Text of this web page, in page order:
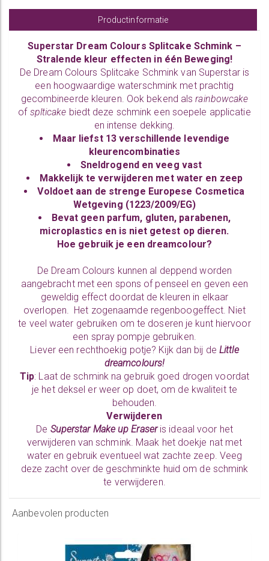
Productinformatie
Superstar Dream Colours Splitcake Schmink –
Stralende kleur effecten in één Beweging!
De Dream Colours Splitcake Schmink van Superstar is
een hoogwaardige waterschmink met prachtig
gecombineerde kleuren. Ook bekend alsrainbowcake
of splticake biedt deze schmink een soepele applicatie
en intense dekking.
Maar liefst 13 verschillende levendige
kleurencombinaties
Sneldrogend en veeg vast
Makkelijk te verwijderen met water en zeep
Voldoet aan de strenge Europese Cosmetica
Wetgeving (1223/2009/EG)
Bevat geen parfum, gluten, parabenen,
microplastics en is niet getest op dieren.
Hoe gebruik je een dreamcolour?
De Dream Colours kunnen al deppend worden
aangebracht met een spons of penseel en geven een
geweldig effect doordat de kleuren in elkaar
overlopen. Het zogenaamde regenboogeffect. Niet
te veel water gebruiken om te doseren je kunt hiervoor
een spray pompje gebruiken.
Liever een rechthoekig potje? Kijk dan bij de Little
dreamcolours!
Tip: Laat de schmink na gebruik goed drogen voordat
je het deksel er weer op doet, om de kwaliteit te
behouden.
Verwijderen
De Superstar Make up Eraseris ideaal voor het
verwijderen van schmink. Maak het doekje nat met
water en gebruik eventueel wat zachte zeep. Veeg
deze zacht over de geschminkte huid om de schmink
te verwijderen.
Aanbevolen producten